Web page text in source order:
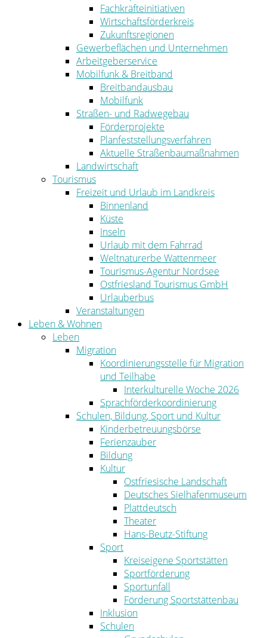
Fachkräfteinitiativen
Wirtschaftsförderkreis
Zukunftsregionen
Gewerbeflächen und Unternehmen
Arbeitgeberservice
Mobilfunk & Breitband
Breitbandausbau
Mobilfunk
Straßen- und Radwegebau
Förderprojekte
Planfeststellungsverfahren
Aktuelle Straßenbaumaßnahmen
Landwirtschaft
Tourismus
Freizeit und Urlaub im Landkreis
Binnenland
Küste
Inseln
Urlaub mit dem Fahrrad
Weltnaturerbe Wattenmeer
Tourismus-Agentur Nordsee
Ostfriesland Tourismus GmbH
Urlauberbus
Veranstaltungen
Leben & Wohnen
Leben
Migration
Koordinierungsstelle für Migration
und Teilhabe
Interkulturelle Woche 2026
Sprachförderkoordinierung
Schulen, Bildung, Sport und Kultur
Kinderbetreuungsbörse
Ferienzauber
Bildung
Kultur
Ostfriesische Landschaft
Deutsches Sielhafenmuseum
Plattdeutsch
Theater
Hans-Beutz-Stiftung
Sport
Kreiseigene Sportstätten
Sportförderung
Sportunfall
Förderung Sportstättenbau
Inklusion
Schulen